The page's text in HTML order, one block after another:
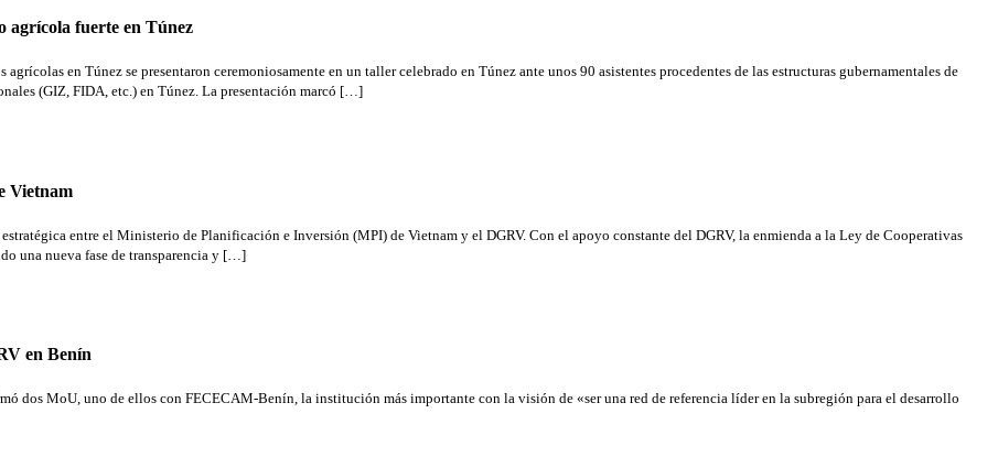
agrícola fuerte en Túnez
en Túnez se presentaron ceremoniosamente en un taller celebrado en Túnez ante unos 90 asistentes procedentes de las estructuras gubernamentales de
(GIZ, FIDA, etc.) en Túnez. La presentación marcó […]
Vietnam
entre el Ministerio de Planificación e Inversión (MPI) de Vietnam y el DGRV. Con el apoyo constante del DGRV, la enmienda a la Ley de Cooperativas
una nueva fase de transparencia y […]
en Benín
dos MoU, uno de ellos con FECECAM-Benín, la institución más importante con la visión de «ser una red de referencia líder en la subregión para el desarrollo